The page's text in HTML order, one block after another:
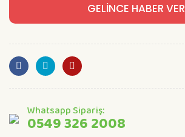
GELİNCE HABER VER
Whatsapp Sipariş:
0549 326 2008